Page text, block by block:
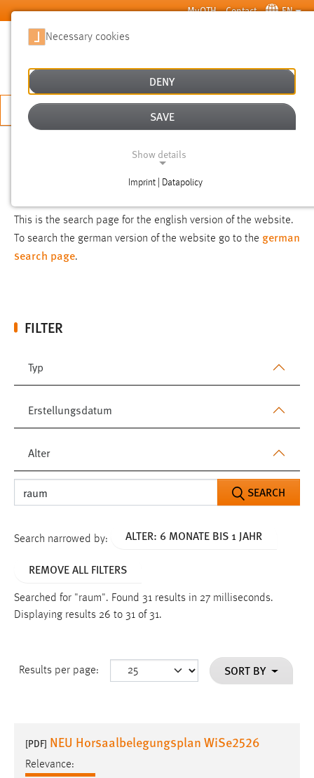
Skip to main content MyOTH Contact EN
APPLY NOW
This is the search page for the english version of the website.
To search the german version of the website go to the german
search page.
FILTER
Typ
Erstellungsdatum
Alter
SEARCH
Search narrowed by: ALTER: 6 MONATE BIS 1 JAHR
REMOVE ALL FILTERS
Searched for "raum". Found 31 results in 27 milliseconds.
Displaying results 26 to 31 of 31.
Results per page: SORT BY
[PDF] NEU Horsaalbelegungsplan WiSe2526
Relevance:
Necessary cookies
DENY
SAVE
Show details
Imprint | Datapolicy